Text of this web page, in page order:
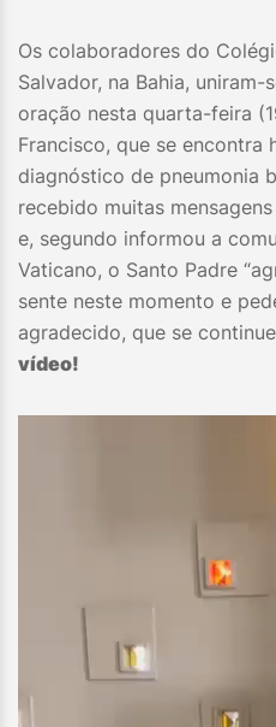
Os colaboradores do
Salvador, na Bahia,
oração nesta quarta-feira
Francisco, que se encontra
diagnóstico de pneumonia
recebido muitas
e, segundo informou a
Vaticano, o Santo Padre
sente neste momento e
agradecido, que se
vídeo!